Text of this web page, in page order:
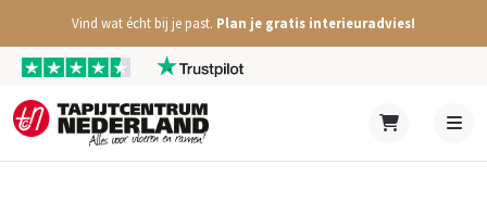
Vind wat écht bij je past. Plan je gratis interieuradvies!